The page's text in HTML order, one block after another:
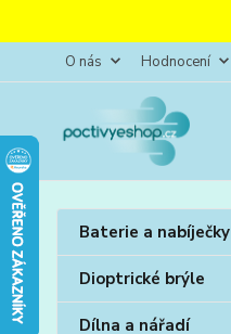
O nás Hodnocení
Baterie a nabíječky
Dioptrické brýle
Dílna a nářadí